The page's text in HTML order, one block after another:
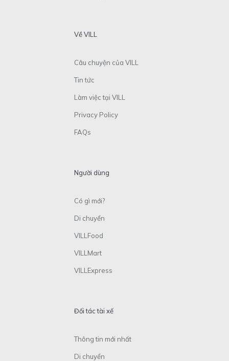
Về VILL
Câu chuyện của VILL
Tin tức
Làm việc tại VILL
Privacy Policy
FAQs
Người dùng
Có gì mới?
Di chuyển
VILLFood
VILLMart
VILLExpress
Đối tác tài xế
Thông tin mới nhất
Di chuyển